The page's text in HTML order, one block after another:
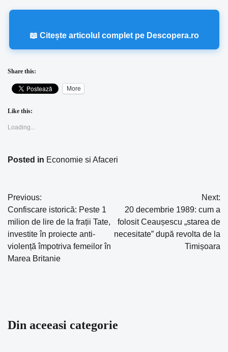
📖 Citește articolul complet pe Descopera.ro
Share this:
More
Like this:
Loading...
Posted in Economie si Afaceri
Navigare
în
articole
Previous:
Confiscare istorică: Peste 1
milion de lire de la frații Tate,
investite în proiecte anti-
violență împotriva femeilor în
Marea Britanie
Next:
20 decembrie 1989: cum a
folosit Ceaușescu „starea de
necesitate” după revolta de la
Timișoara
Din aceeasi categorie